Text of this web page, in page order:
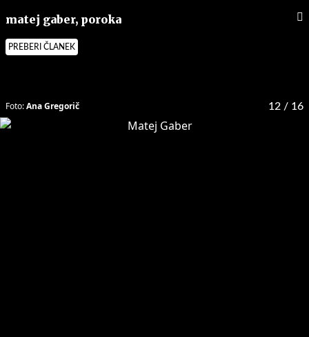
matej gaber, poroka
PREBERI ČLANEK
12 / 16
Foto:Ana Gregorič